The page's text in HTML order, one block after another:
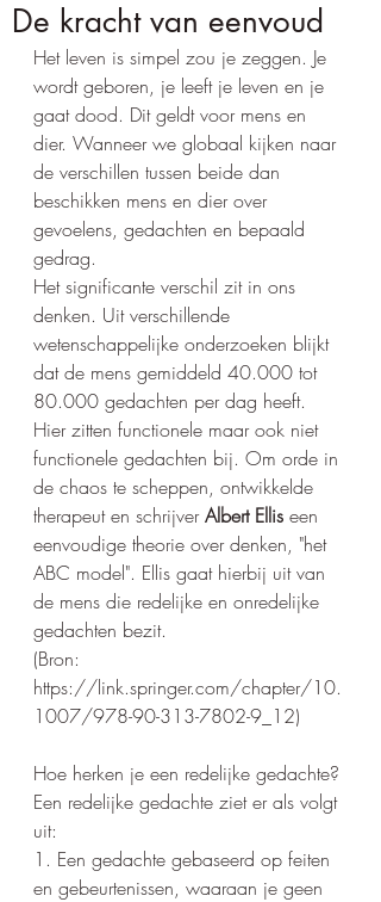
De kracht van eenvoud
Het leven is simpel zou je zeggen. Je
wordt geboren, je leeft je leven en je
gaat dood. Dit geldt voor mens en
dier. Wanneer we globaal kijken naar
de verschillen tussen beide dan
beschikken mens en dier over
gevoelens, gedachten en bepaald
gedrag.
Het significante verschil zit in ons
denken. Uit verschillende
wetenschappelijke onderzoeken blijkt
dat de mens gemiddeld 40.000 tot
80.000 gedachten per dag heeft.
Hier zitten functionele maar ook niet
functionele gedachten bij. Om orde in
de chaos te scheppen, ontwikkelde
therapeut en schrijver Albert Ellis een
eenvoudige theorie over denken, "het
ABC model". Ellis gaat hierbij uit van
de mens die redelijke en onredelijke
gedachten bezit.
(Bron:
https://link.springer.com/chapter/10.
1007/978-90-313-7802-9_12)
Hoe herken je een redelijke gedachte?
Een redelijke gedachte ziet er als volgt
uit:
1. Een gedachte gebaseerd op feiten
en gebeurtenissen, waaraan je geen